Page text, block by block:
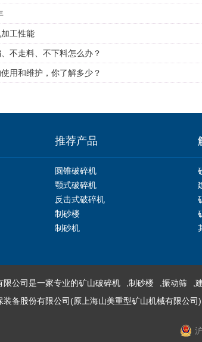
工性能
不走料、不下料怎么办？
用和维护，你了解多少？
推荐产品
圆锥破碎机
颚式破碎机
反击式破碎机
制砂楼
制砂机
限公司是一家专业的矿山破碎机 制砂楼 振动筛
装备股份有限公司(原上海山美重型矿山机械有限公